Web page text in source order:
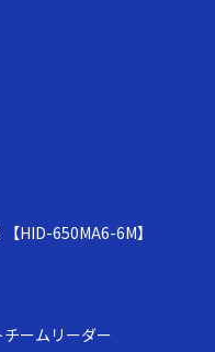
HID-650MA6-6M】
ームリーダー